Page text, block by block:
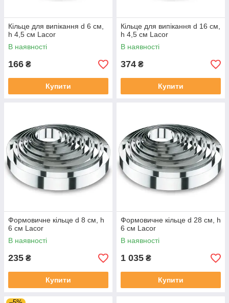
Кільце для випікання d 6 см,
h 4,5 см Lacor
В наявності
166 ₴
Купити
Кільце для випікання d 16 см,
h 4,5 см Lacor
В наявності
374 ₴
Купити
Формовичне кільце d 8 см, h
6 см Lacor
В наявності
235 ₴
Купити
Формовичне кільце d 28 см, h
6 см Lacor
В наявності
1 035 ₴
Купити